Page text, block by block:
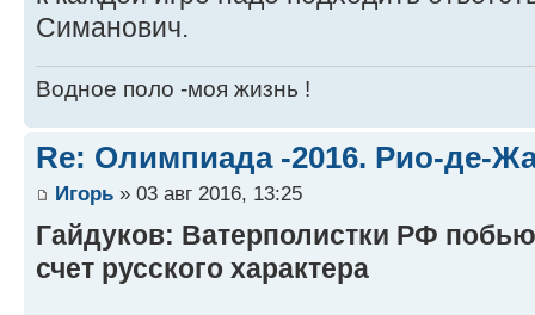
Симанович.
Водное поло -моя жизнь !
Re: Олимпиада -2016. Рио-де-
Игорь » 03 авг 2016, 13:25
Гайдуков: Ватерполистки РФ
счет русского характера